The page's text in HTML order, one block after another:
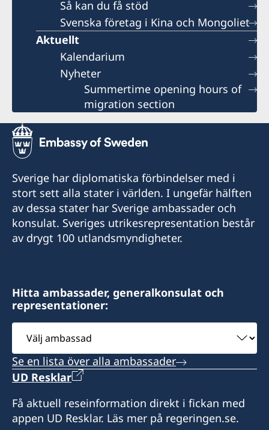
Så kan du få stöd
Svenska företag i Kina och Mongoliet
Aktuellt
Kalendarium
Nyheter
Summertime opening hours of
migration section
Sverige har diplomatiska förbindelser med i
stort sett alla stater i världen. I ungefär hälften
av dessa stater har Sverige ambassader och
konsulat. Sveriges utrikesrepresentation består
av drygt 100 utlandsmyndigheter.
Hitta ambassader, generalkonsulat och
representationer:
Välj
ambassad
Se en lista över alla ambassader
UD Resklar
Få aktuell reseinformation direkt i fickan med
appen UD Resklar. Läs mer på regeringen.se.